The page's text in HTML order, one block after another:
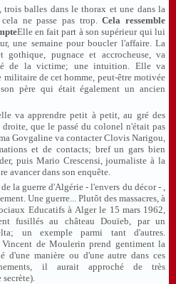
balles dans le thorax et une dans la
ne passe pas trop.Cela ressemble
Elle en fait part à son supérieur qui lui
une semaine pour boucler l'affaire. La
pugnace et accrocheuse, va
de la victime; une intuition. Elle va
militaire de cet homme, peut-être motivée
père qui était également un ancien
va apprendre petit à petit, au gré des
que le passé du colonel n'était pas
Govgaline va contacter Clovis Narigou,
et de contacts; bref un gars bien
puis Mario Crescensi, journaliste à la
avancer dans son enquête.
la guerre d'Algérie - l'envers du décor - ,
Une guerre... Plutôt des massacres, à
Educatifs à Alger le 15 mars 1962,
fusillés au château Douïeb, par un
un exemple parmi tant d'autres.
de Moulerin prend gentiment la
manière ou d'une autre dans ces
il aurait approché de très